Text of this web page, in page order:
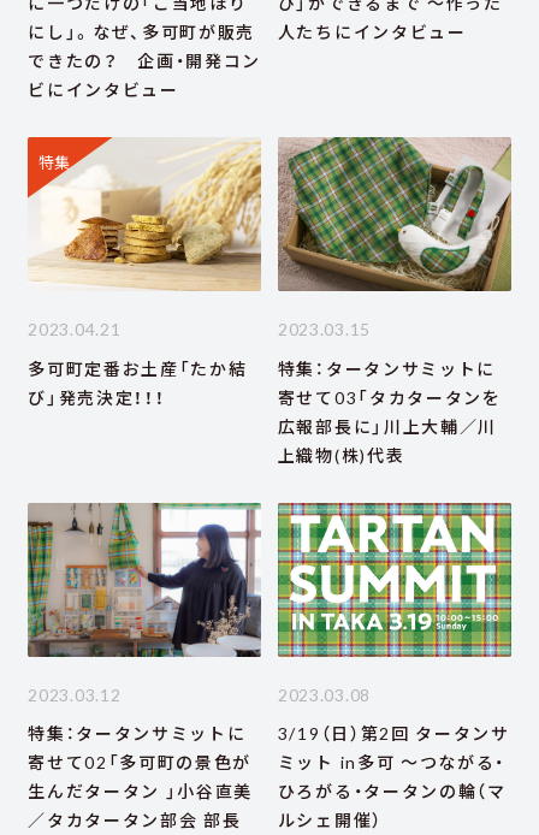
にし」。なぜ、多可町が販売
できたの？ 企画・開発コン
ビにインタビュー
人たちにインタビュー
特集
2023.04.21
多可町定番お土産「たか結
び」発売決定！！！
2023.03.15
特集：タータンサミットに
寄せて03「タカタータンを
広報部長に」川上大輔／川
上織物(株)代表
2023.03.12
特集：タータンサミットに
寄せて02「多可町の景色が
生んだタータン 」小谷直美
／タカタータン部会 部長
2023.03.08
3/19（日）第2回 タータンサ
ミット in多可 ～つながる・
ひろがる・タータンの輪（マ
ルシェ開催）